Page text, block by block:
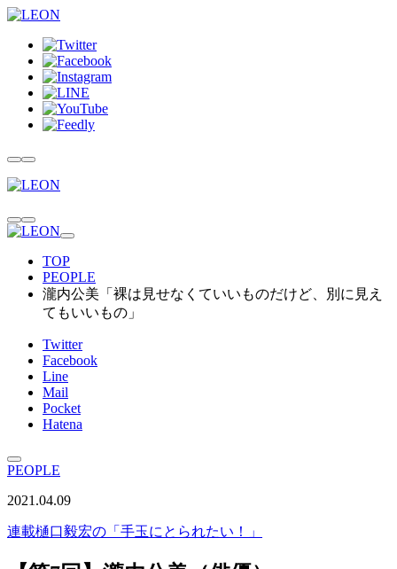
TOP
PEOPLE
瀧内公美「裸は見せなくていいものだけど、別に見え
てもいいもの」
Twitter
Facebook
Line
Mail
Pocket
Hatena
PEOPLE
2021.04.09
連載樋口毅宏の「手玉にとられたい！」